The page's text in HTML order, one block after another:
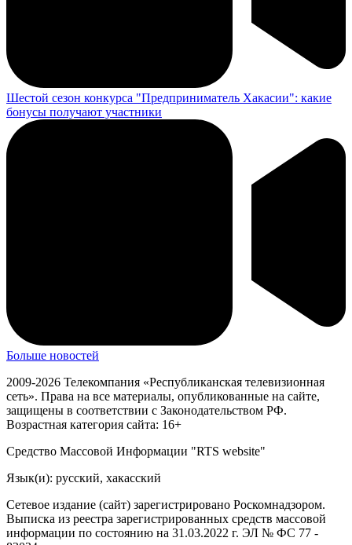
Шестой сезон конкурса "Предприниматель Хакасии": какие
бонусы получают участники
Больше новостей
2009-2026 Телекомпания «Республиканская телевизионная
сеть». Права на все материалы, опубликованные на сайте,
защищены в соответствии с Законодательством РФ.
Возрастная категория сайта: 16+
Средство Массовой Информации "RTS website"
Язык(и): русский, хакасский
Сетевое издание (сайт) зарегистрировано Роскомнадзором.
Выписка из реестра зарегистрированных средств массовой
информации по состоянию на 31.03.2022 г. ЭЛ № ФС 77 -